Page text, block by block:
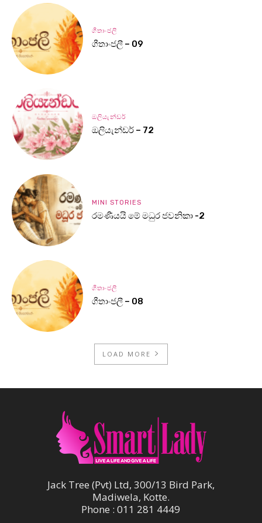
ගීතාංජලී
ගීතාංජලී – 09
ඔලියැන්ඩර්
ඔලියැන්ඩර් – 72
MINI STORIES
රමණීයයි මේ මධුර ජවනිකා -2
ගීතාංජලී
ගීතාංජලී – 08
LOAD MORE
Jack Tree (Pvt) Ltd, 300/13 Bird Park,
Madiwela, Kotte.
Phone : 011 281 4449